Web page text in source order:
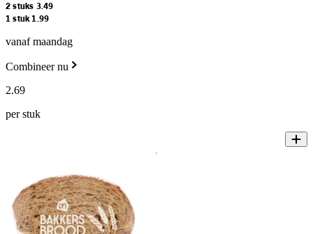
2 stuks 3.49
1 stuk 1.99
vanaf maandag
Combineer nu
2.69
per stuk